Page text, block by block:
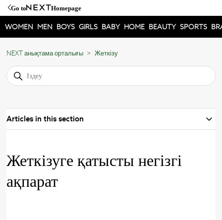
Go to Homepage
WOMEN MEN BOYS GIRLS BABY HOME BEAUTY SPORTS
NEXT анықтама орталығы Жеткізу
Articles in this section
Жеткізуге қатысты негізгі
ақпарат